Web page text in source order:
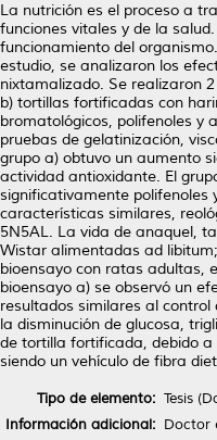
La nutrición es el proceso a
funciones vitales y de la
funcionamiento del
estudio, se analizaron los
nixtamalizado. Se realizaron
b) tortillas fortificadas con
bromatológicos, polifenoles y
pruebas de gelatinización,
grupo a) obtuvo un aumento
actividad antioxidante. El
significativamente
características similares,
5N5AL. La vida de anaquel,
Wistar alimentadas ad
bioensayo con ratas adultas,
bioensayo a) se observó un
resultados similares al
la disminución de glucosa,
de tortilla fortificada, debido a
siendo un vehículo de fibra
Tipo de elemento: Tesis
Información adicional: Doctor